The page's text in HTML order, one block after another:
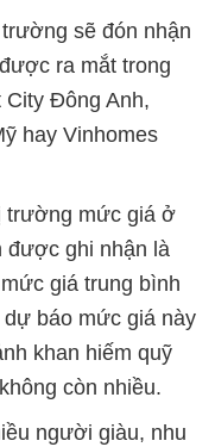
sẽ đón nhận
ra mắt trong
Đông Anh,
hay Vinhomes
trường mức giá ở
được ghi nhận là
giá trung bình
dự báo mức giá này
khan hiếm quỹ
còn nhiều.
người giàu, nhu